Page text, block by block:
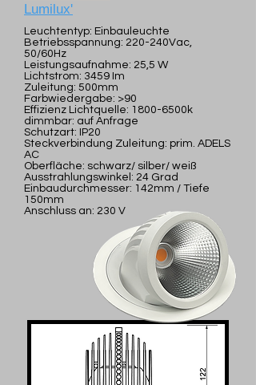
Lumilux'
Leuchtentyp: Einbauleuchte
Betriebsspannung: 220-240Vac,
50/60Hz
Leistungsaufnahme: 25,5 W
Lichtstrom: 3459 Im
Zuleitung: 500mm
Farbwiedergabe: >90
Effizienz Lichtquelle: 1800-6500k
dimmbar: auf Anfrage
Schutzart: IP20
Steckverbindung Zuleitung: prim. ADELS
AC
Oberfläche: schwarz/ silber/ weiß
Ausstrahlungswinkel: 24 Grad
Einbaudurchmesser: 142mm / Tiefe
150mm
Anschluss an: 230 V